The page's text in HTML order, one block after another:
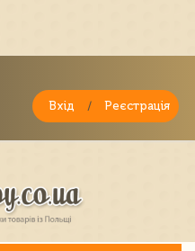
Вхід / Реєстрація